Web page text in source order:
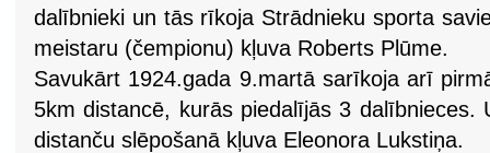
dalībnieki un tās rīkoja Strādnieku sporta
meistaru (čempionu) kļuva Roberts Plūme.
Savukārt 1924.gada 9.martā sarīkoja arī
5km distancē, kurās piedalījās 3 dalībnieces.
distanču slēpošanā kļuva Eleonora Lukstiņa.